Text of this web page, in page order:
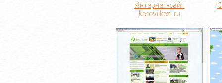
Интернет-сайт
koroviikozi.ru